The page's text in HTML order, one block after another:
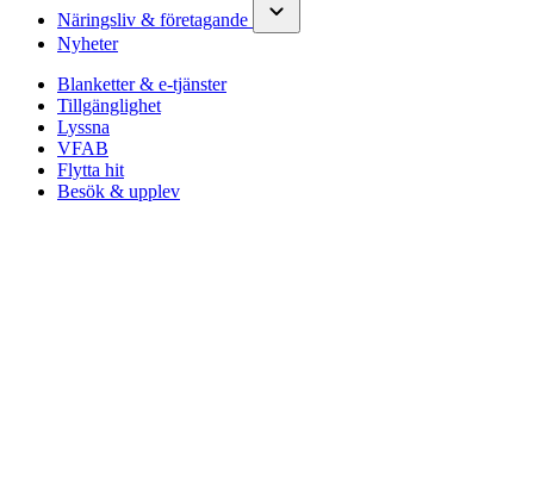
Näringsliv & företagande
Nyheter
Blanketter & e-tjänster
Tillgänglighet
Lyssna
VFAB
Flytta hit
Besök & upplev